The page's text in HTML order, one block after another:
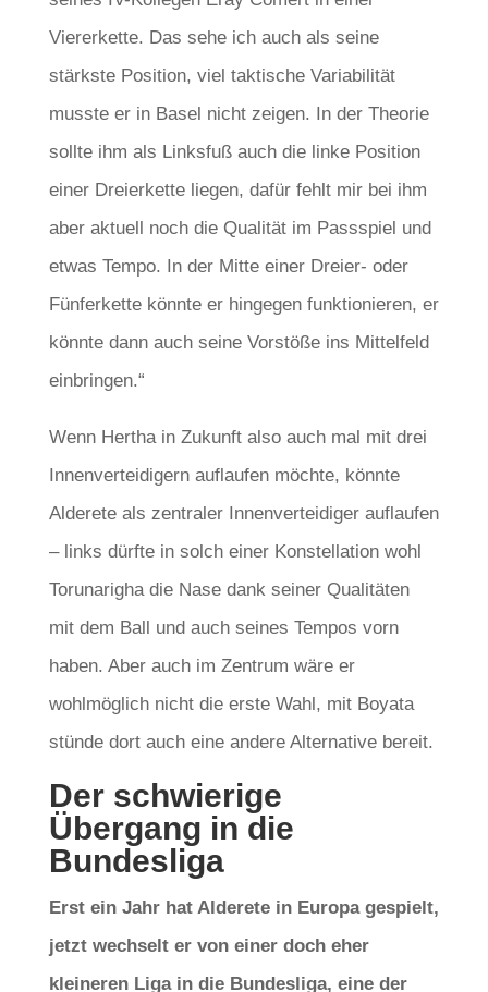
Viererkette. Das sehe ich auch als seine
stärkste Position, viel taktische Variabilität
musste er in Basel nicht zeigen. In der Theorie
sollte ihm als Linksfuß auch die linke Position
einer Dreierkette liegen, dafür fehlt mir bei ihm
aber aktuell noch die Qualität im Passspiel und
etwas Tempo. In der Mitte einer Dreier- oder
Fünferkette könnte er hingegen funktionieren, er
könnte dann auch seine Vorstöße ins Mittelfeld
einbringen.“
Wenn Hertha in Zukunft also auch mal mit drei
Innenverteidigern auflaufen möchte, könnte
Alderete als zentraler Innenverteidiger auflaufen
– links dürfte in solch einer Konstellation wohl
Torunarigha die Nase dank seiner Qualitäten
mit dem Ball und auch seines Tempos vorn
haben. Aber auch im Zentrum wäre er
wohlmöglich nicht die erste Wahl, mit Boyata
stünde dort auch eine andere Alternative bereit.
Der schwierige
Übergang in die
Bundesliga
Erst ein Jahr hat Alderete in Europa gespielt,
jetzt wechselt er von einer doch eher
kleineren Liga in die Bundesliga, eine der